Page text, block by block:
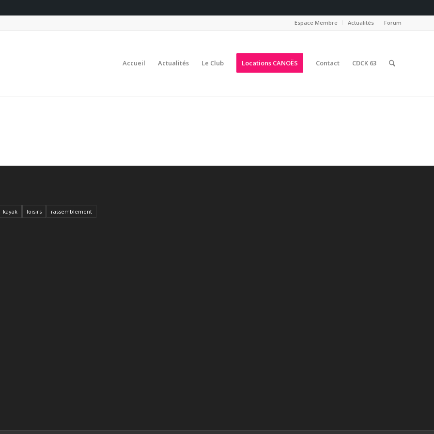
Espace Membre Actualités Forum
Accueil Actualités Le Club Locations CANOËS Contact CDCK 63
kayak loisirs rassemblement